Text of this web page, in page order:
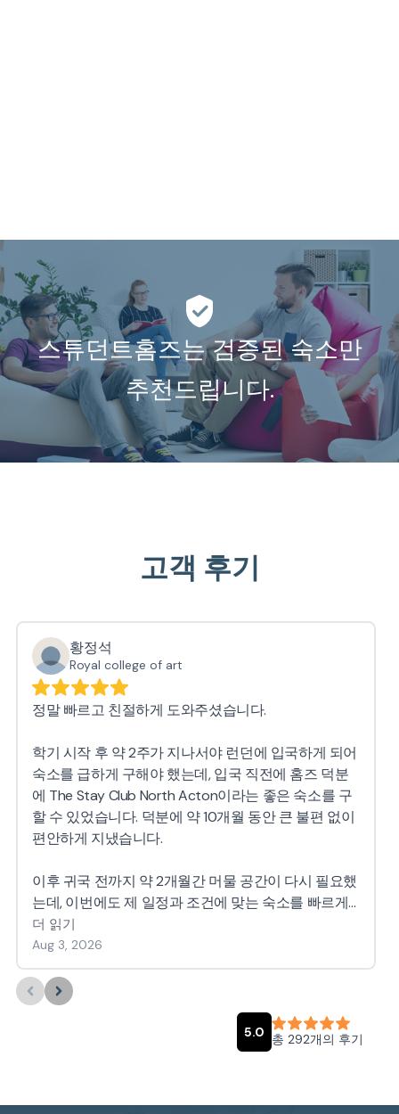
스튜던트홈즈는 검증된 숙소만
추천드립니다.
고객 후기